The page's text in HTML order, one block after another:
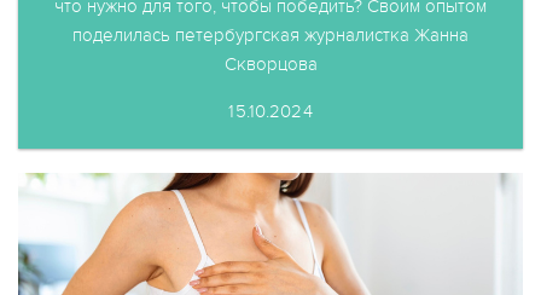
что нужно для того, чтобы победить? Своим опытом
поделилась петербургская журналистка Жанна
Скворцова
15.10.2024